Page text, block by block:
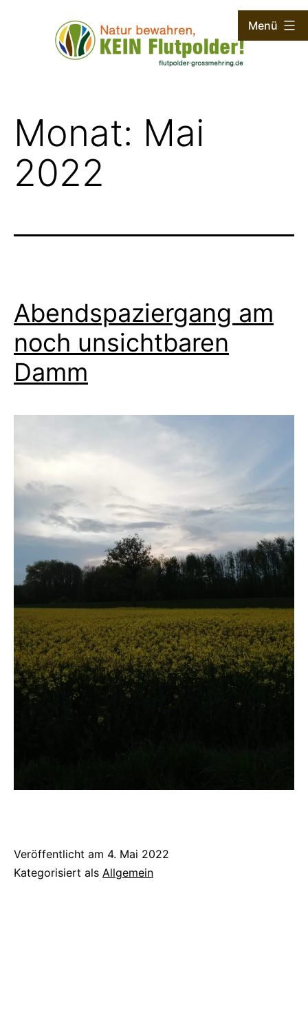
Flutpolder
Menü
Monat: Mai
2022
Abendspaziergang am
noch unsichtbaren
Damm
Veröffentlicht am 4. Mai 2022
Kategorisiert als Allgemein